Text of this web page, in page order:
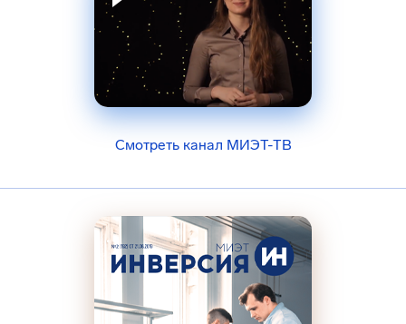
Смотреть канал МИЭТ-ТВ